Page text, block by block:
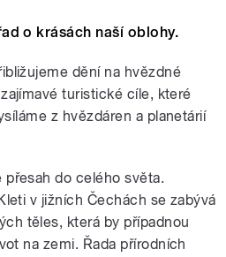
o krásách naší oblohy.
dění na hvězdné
turistické cíle, které
z hvězdáren a planetárií
přesah do celého světa.
v jižních Čechách se zabývá
těles, která by případnou
na zemi. Řada přírodních